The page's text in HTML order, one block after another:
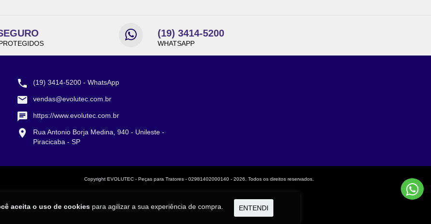
aceita o uso de cookiespara agilizar a sua experiência de compra. ENTENDI
(19) 3414-5200
WHATSAPP
(19) 3414-5200 - WhatsApp
vendas@evolutec.com.br
https://www.evolutec.com.br
Rua Antonio Borja Medina, 940 - Unileste -
Piracicaba - SP
Copyright EVOLUTEC - Peças para Tratores - 02981402000140 - 2026. Todos os direitos reservados.